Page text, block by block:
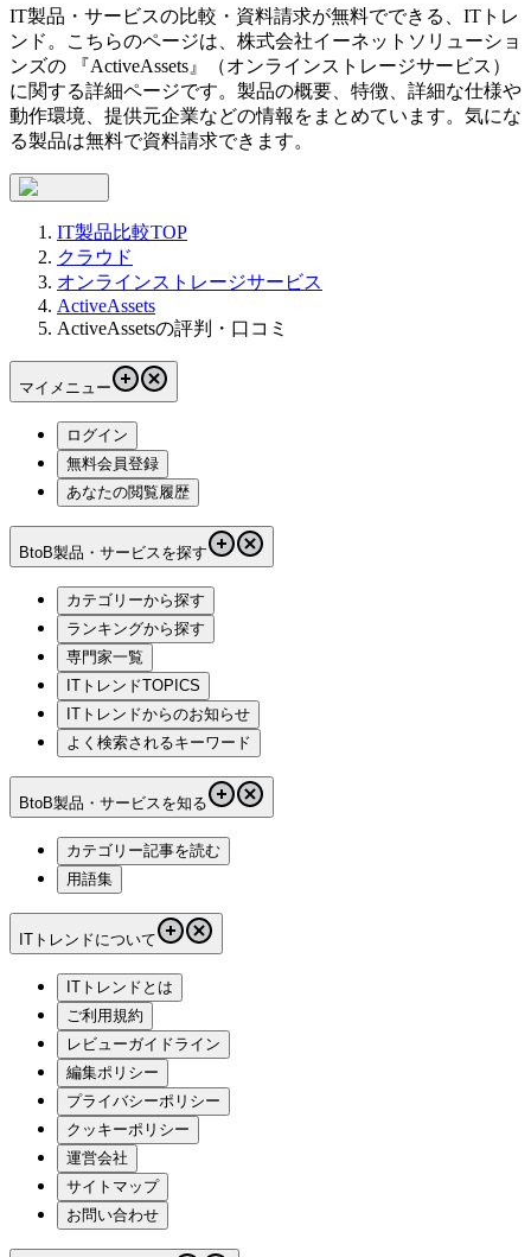
IT製品・サービスの比較・資料請求が無料でできる、ITトレ
ンド。こちらのページは、 株式会社イーネットソリューショ
ンズの 『ActiveAssets 』（オンラインストレージサービス ）
に関する詳細ページです。製品の概要、特徴、詳細な仕様や
動作環境、提供元企業などの情報をまとめています。気にな
る製品は無料で資料請求できます。
IT製品比較TOP
クラウド
オンラインストレージサービス
ActiveAssets
ActiveAssetsの評判・口コミ
マイメニュー
ログイン
無料会員登録
あなたの閲覧履歴
BtoB製品・サービスを探す
カテゴリーから探す
ランキングから探す
専門家一覧
ITトレンドTOPICS
ITトレンドからのお知らせ
よく検索されるキーワード
BtoB製品・サービスを知る
カテゴリー記事を読む
用語集
ITトレンドについて
ITトレンドとは
ご利用規約
レビューガイドライン
編集ポリシー
プライバシーポリシー
クッキーポリシー
運営会社
サイトマップ
お問い合わせ